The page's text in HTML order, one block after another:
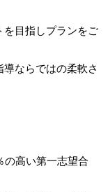
を目指しプランをご
ならではの柔軟さ
の高い第一志望合